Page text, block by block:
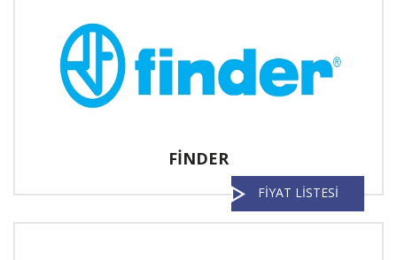
FİNDER
FİYAT LİSTESİ